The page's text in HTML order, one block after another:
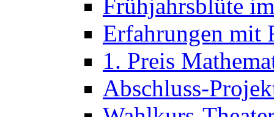
Frühjahrsblüte
Erfahrungen mit
1. Preis
Abschluss-